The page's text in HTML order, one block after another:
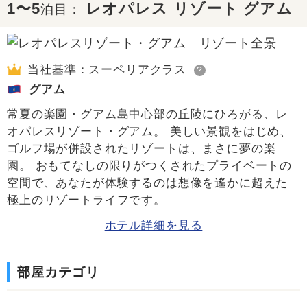
1〜5泊目： レオパレス リゾート グアム
当社基準：スーペリアクラス ?
グアム
常夏の楽園・グアム島中心部の丘陵にひろがる、レ
オパレスリゾート・グアム。 美しい景観をはじめ、
ゴルフ場が併設されたリゾートは、まさに夢の楽
園。 おもてなしの限りがつくされたプライベートの
空間で、あなたが体験するのは想像を遙かに超えた
極上のリゾートライフです。
ホテル詳細を見る
部屋カテゴリ